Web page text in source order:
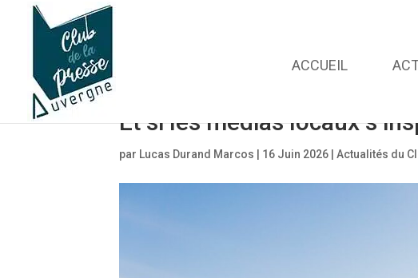
ACCUEIL
Et si les médias locaux
par Lucas Durand Marcos 16 Juin 2026 |Actualités du